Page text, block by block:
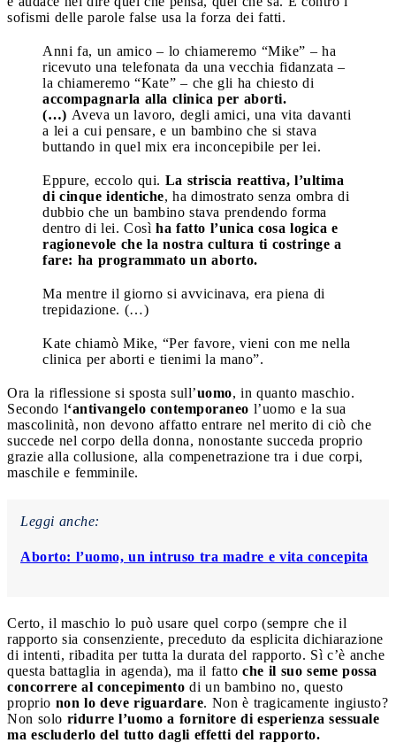
sofismi delle parole false usa la forza dei fatti.
Anni fa, un amico – lo chiameremo “Mike” – ha
ricevuto una telefonata da una vecchia fidanzata –
la chiameremo “Kate” – che gli ha chiesto di
accompagnarla alla clinica per aborti.
(…) Aveva un lavoro, degli amici, una vita davanti
a lei a cui pensare, e un bambino che si stava
buttando in quel mix era inconcepibile per lei.
Eppure, eccolo qui. La striscia reattiva, l’ultima
di cinque identiche, ha dimostrato senza ombra di
dubbio che un bambino stava prendendo forma
dentro di lei. Così ha fatto l’unica cosa logica e
ragionevole che la nostra cultura ti costringe a
fare: ha programmato un aborto.
Ma mentre il giorno si avvicinava, era piena di
trepidazione. (…)
Kate chiamò Mike, “Per favore, vieni con me nella
clinica per aborti e tienimi la mano”.
Ora la riflessione si sposta sull’uomo, in quanto maschio.
Secondo l‘antivangelo contemporaneo l’uomo e la sua
mascolinità, non devono affatto entrare nel merito di ciò che
succede nel corpo della donna, nonostante succeda proprio
grazie alla collusione, alla compenetrazione tra i due corpi,
maschile e femminile.
Leggi anche:
Aborto: l’uomo, un intruso tra madre e vita concepita
Certo, il maschio lo può usare quel corpo (sempre che il
rapporto sia consenziente, preceduto da esplicita dichiarazione
di intenti, ribadita per tutta la durata del rapporto. Sì c’è anche
questa battaglia in agenda), ma il fatto che il suo seme possa
concorrere al concepimento di un bambino no, questo
proprio non lo deve riguardare. Non è tragicamente ingiusto?
Non solo ridurre l’uomo a fornitore di esperienza sessuale
ma escluderlo del tutto dagli effetti del rapporto.